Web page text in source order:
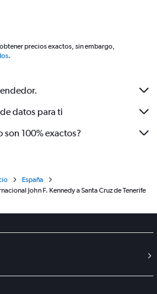
precios exactos, sin embargo,
.
datos para ti
son 100% exactos?
España
John F. Kennedy a Santa Cruz de Tenerife